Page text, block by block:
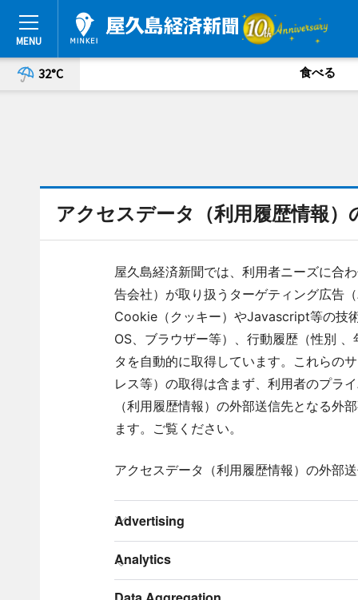
32°C 食べる
アクセスデータ（利用履歴情報）
屋久島経済新聞では、利用者ニーズに合
告会社）が取り扱うターゲティング広告
Cookie（クッキー）やJavascript等の技
OS、ブラウザー等）、行動履歴（性別
タを自動的に取得しています。これらの
レス等）の取得は含まず、利用者のプラ
（利用履歴情報）の外部送信先となる外
ます。ご覧ください。
アクセスデータ（利用履歴情報）の外部